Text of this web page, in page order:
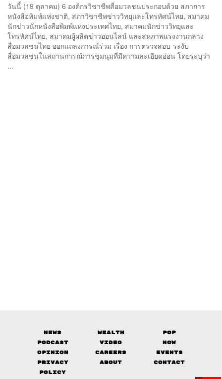
วันนี้ (19 ตุลาคม) 6 องค์กรวิชาชีพสื่อมวลชนประกอบด้วย สภาการ
หนังสือพิมพ์แห่งชาติ, สภาวิชาชีพข่าววิทยุและโทรทัศน์ไทย, สมาคม
นักข่าวนักหนังสือพิมพ์แห่งประเทศไทย, สมาคมนักข่าววิทยุและ
โทรทัศน์ไทย, สมาคมผู้ผลิตข่าวออนไลน์ และสหภาพแรงงานกลาง
สื่อมวลชนไทย ออกแถลงการณ์ร่วม เรื่อง การตรวจสอบ-ระงับ
สื่อมวลชนในสถานการณ์การชุมนุมที่มีความละเอียดอ่อน โดยระบุว่า
...
News Wealth
Pop
Podcast
Video
Now
Opinion
Careers
Events
Privacy
Policy
About Contact